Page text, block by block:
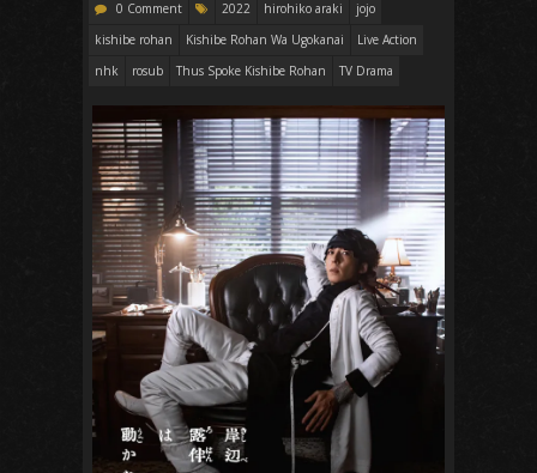
0 Comment
2022 hirohiko araki
jojo
kishibe rohan
Kishibe Rohan Wa Ugokanai
Live Action
nhk
rosub Thus Spoke Kishibe Rohan TV Drama